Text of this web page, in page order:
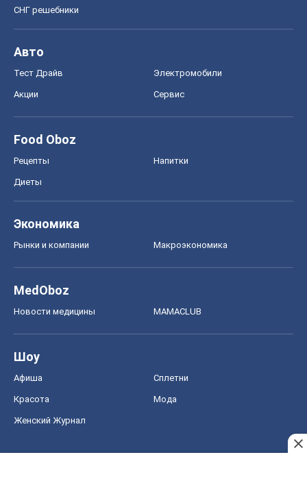
СНГ решебники
Авто
Тест Драйв Электромобили
Акции Сервис
Food Oboz
Рецепты Напитки
Диеты
Экономика
Рынки и компании Mакроэкономика
MedOboz
Новости медицины MAMACLUB
Шоу
Афиша Сплетни
Красота Мода
Женский Журнал